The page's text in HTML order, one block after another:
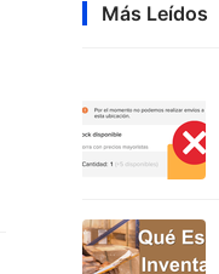
Más Leídos